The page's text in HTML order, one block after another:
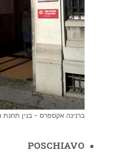
ברנינה אקספרס – בנין תחנת
POSCHIAVO